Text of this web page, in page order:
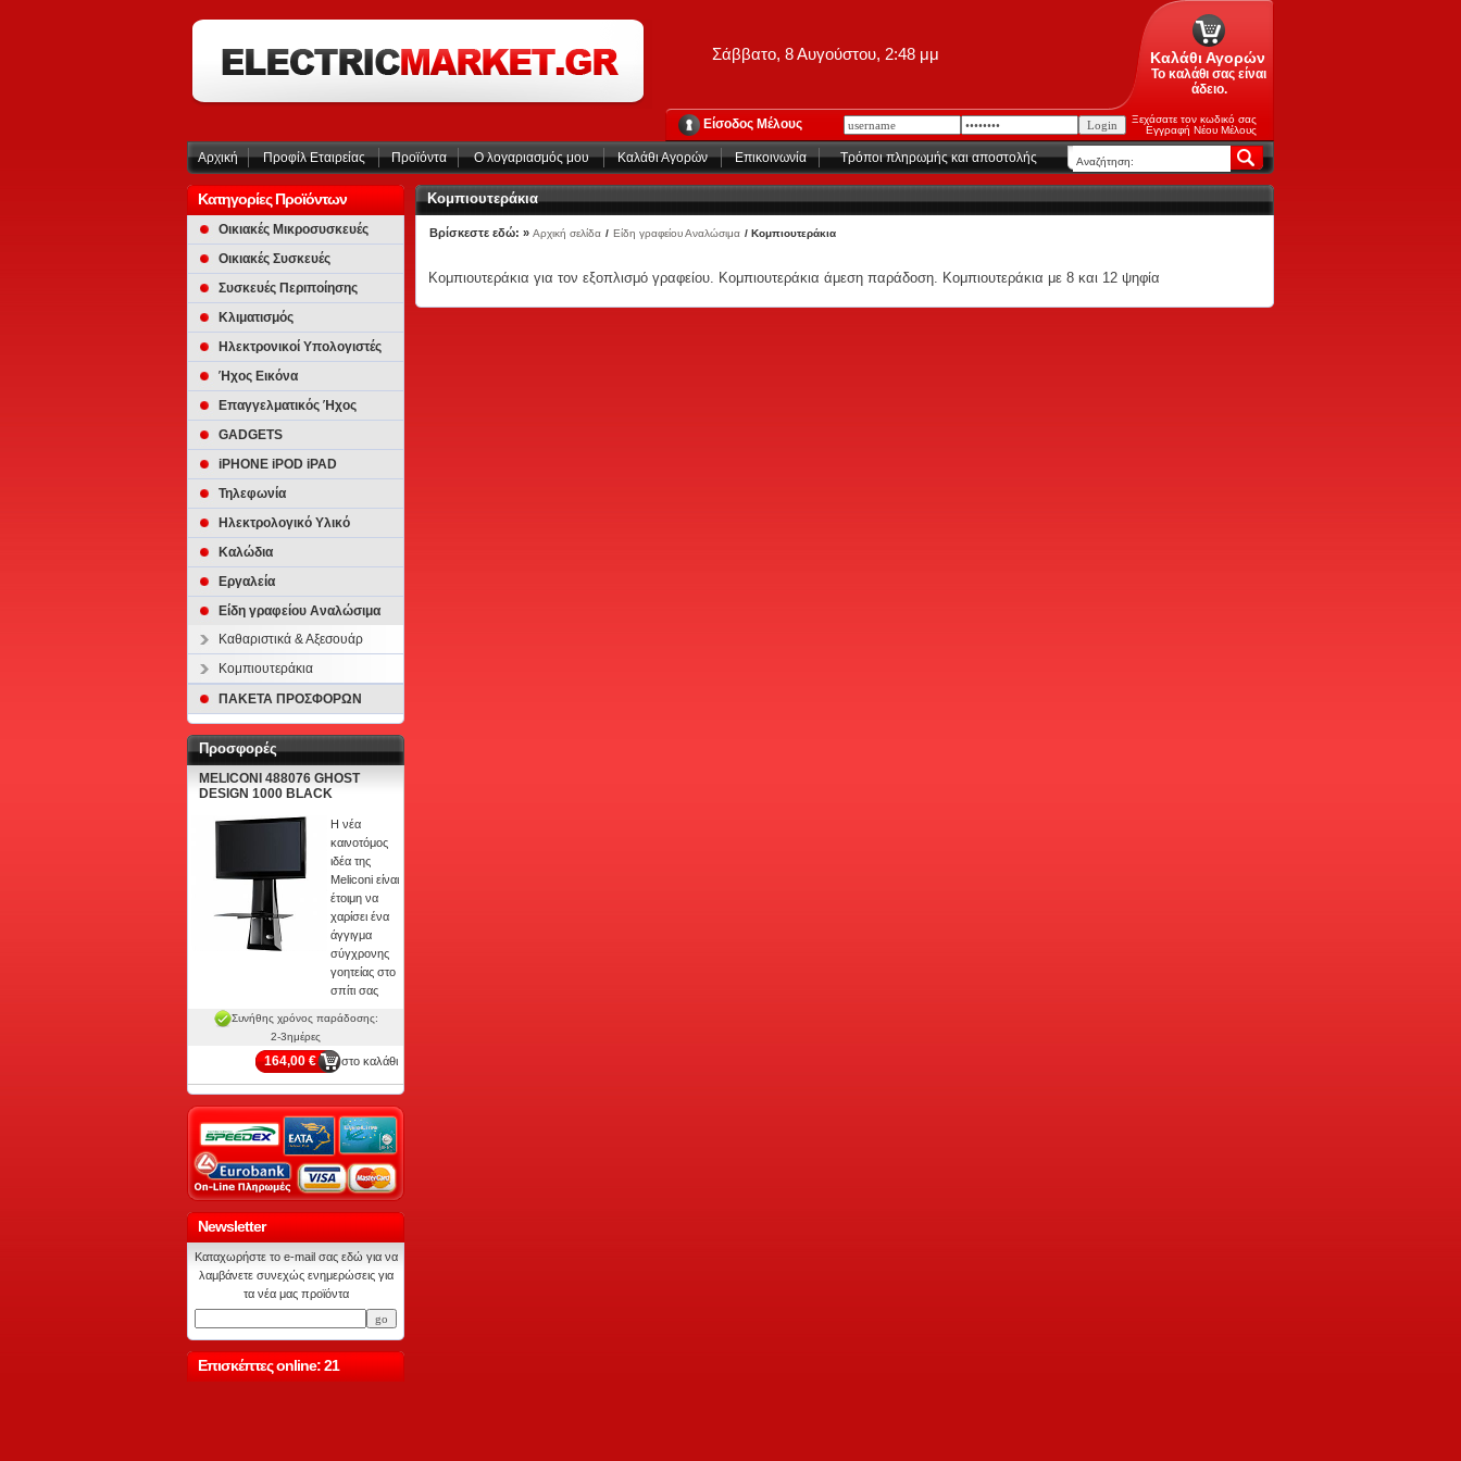
Σάββατο, 8 Αυγούστου, 2:48 μμ Καλάθι Αγορών
Το καλάθι σας είναι
άδειο.
Είσοδος Μέλους
Ξεχάσατε τον κωδικό σας
Εγγραφή Νέου Μέλους
Αρχική Προφίλ Εταιρείας Προϊόντα Ο λογαριασμός μου Καλάθι Αγορών Επικοινωνία Tρόποι πληρωμής και αποστολής
Κατηγορίες Προϊόντων
Οικιακές Μικροσυσκευές
Οικιακές Συσκευές
Συσκευές Περιποίησης
Κλιματισμός
Ηλεκτρονικοί Υπολογιστές
Ήχος Εικόνα
Επαγγελματικός Ήχος
GADGETS
iPHONE iPOD iPAD
Τηλεφωνία
Ηλεκτρολογικό Υλικό
Καλώδια
Εργαλεία
Είδη γραφείου Αναλώσιμα
Καθαριστικά & Αξεσουάρ
Κομπιουτεράκια
ΠΑΚΕΤΑ ΠΡΟΣΦΟΡΩΝ
Προσφορές
MELICONI 488076 GHOST
DESIGN 1000 BLACK
Η νέα
καινοτόμος
ιδέα της
Meliconi είναι
έτοιμη να
χαρίσει ένα
άγγιγμα
σύγχρονης
γοητείας στο
σπίτι σας
Συνήθης χρόνος παράδοσης:
2-3ημέρες
164,00 € στο καλάθι
Newsletter
Καταχωρήστε το e-mail σας εδώ για να
λαμβάνετε συνεχώς ενημερώσεις για
τα νέα μας προϊόντα
Επισκέπτες online: 21
Κομπιουτεράκια
Βρίσκεστε εδώ: » Αρχική σελίδα / Είδη γραφείου Αναλώσιμα / Κομπιουτεράκια
Κομπιουτεράκια για τον εξοπλισμό γραφείου. Κομπιουτεράκια άμεση παράδοση. Κομπιουτεράκια με 8 και 12 ψηφία